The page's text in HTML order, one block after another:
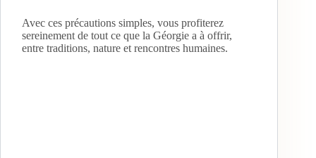
Avec ces précautions simples, vous profiterez
sereinement de tout ce que la Géorgie a à offrir,
entre traditions, nature et rencontres humaines.